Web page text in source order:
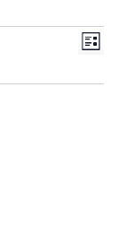
Liste